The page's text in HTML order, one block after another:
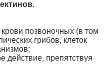
.
позвоночных (в том
грибов, клеток
действие, препятствуя